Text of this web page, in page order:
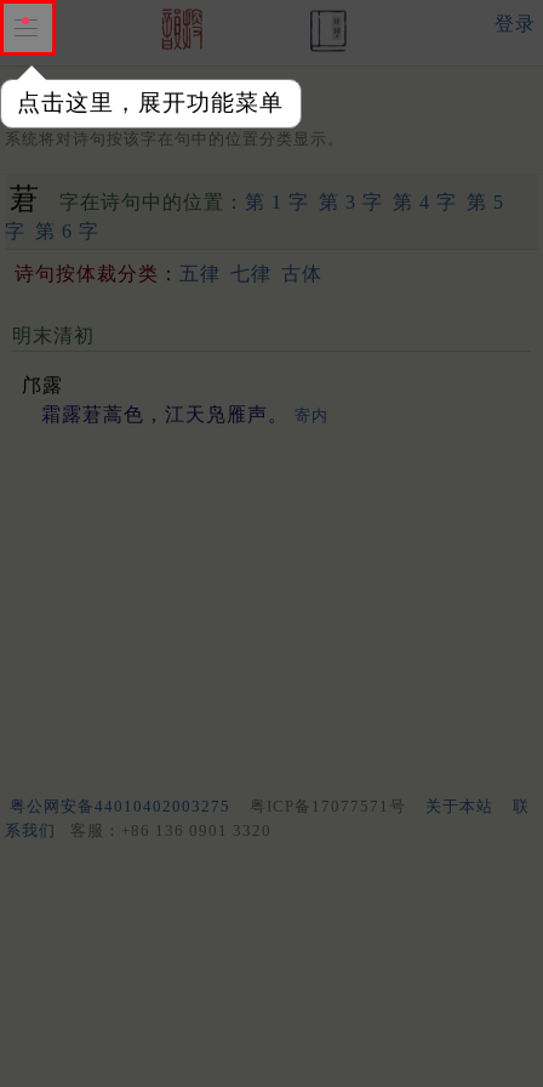
点击这里，展开功能菜单
登录
字：
系统将对诗句按该字在句中的位置分类显示。
莙 字在诗句中的位置： 第 1 字 第 3 字 第 4 字
第 5
字
第 6 字
诗句按体裁分类： 五律 七律 古体
明末清初
邝露
霜露莙蒿色，江天凫雁声。
寄内
粤公网安备44010402003275 粤ICP备17077571号 关于本站
联
系我们
客服：+86 136 0901 3320